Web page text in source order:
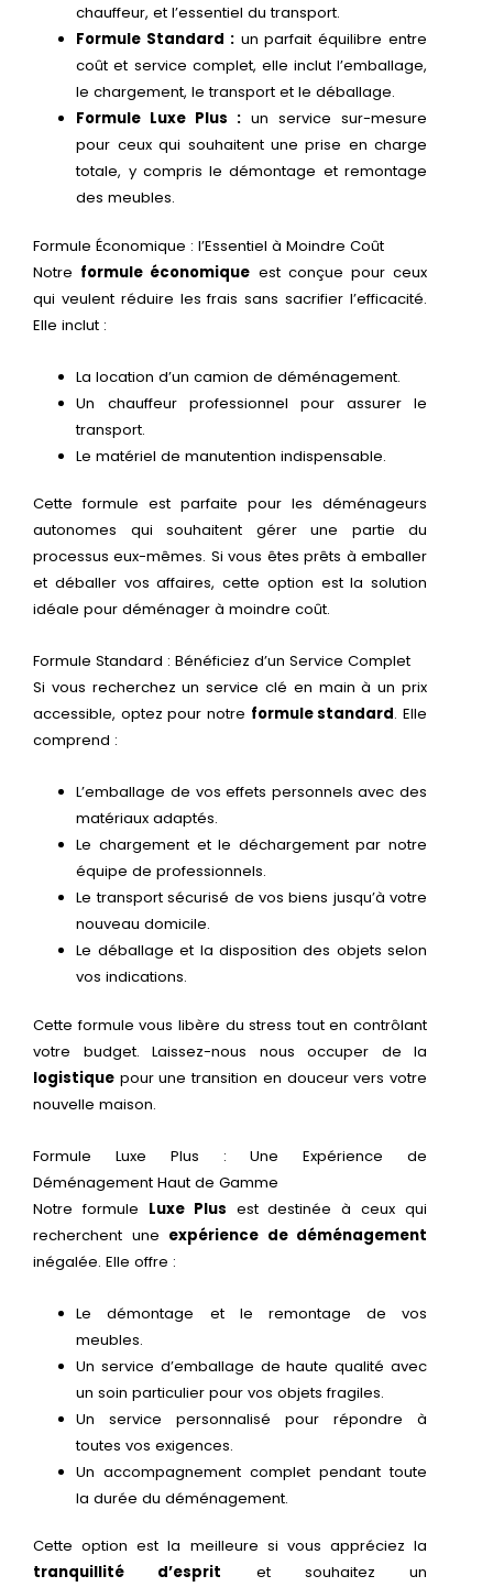
chauffeur, et l’essentiel du transport.
Formule Standard :un parfait équilibre entre
coût et service complet, elle inclut l’emballage,
le chargement, le transport et le déballage.
Formule Luxe Plus : un service sur-mesure
pour ceux qui souhaitent une prise en charge
totale, y compris le démontage et remontage
des meubles.
Formule Économique : l’Essentiel à Moindre Coût
Notre formule économique est conçue pour ceux
qui veulent réduire les frais sans sacrifier l’efficacité.
Elle inclut :
La location d’un camion de déménagement.
Un chauffeur professionnel pour assurer le
transport.
Le matériel de manutention indispensable.
Cette formule est parfaite pour les déménageurs
autonomes qui souhaitent gérer une partie du
processus eux-mêmes. Si vous êtes prêts à emballer
et déballer vos affaires, cette option est la solution
idéale pour déménager à moindre coût.
Formule Standard : Bénéficiez d’un Service Complet
Si vous recherchez un service clé en main à un prix
accessible, optez pour notre formule standard. Elle
comprend :
L’emballage de vos effets personnels avec des
matériaux adaptés.
Le chargement et le déchargement par notre
équipe de professionnels.
Le transport sécurisé de vos biens jusqu’à votre
nouveau domicile.
Le déballage et la disposition des objets selon
vos indications.
Cette formule vous libère du stress tout en contrôlant
votre budget. Laissez-nous nous occuper de la
logistique pour une transition en douceur vers votre
nouvelle maison.
Formule Luxe Plus : Une Expérience de
Déménagement Haut de Gamme
Notre formule Luxe Plus est destinée à ceux qui
recherchent une expérience de déménagement
inégalée. Elle offre :
Le démontage et le remontage de vos
meubles.
Un service d’emballage de haute qualité avec
un soin particulier pour vos objets fragiles.
Un service personnalisé pour répondre à
toutes vos exigences.
Un accompagnement complet pendant toute
la durée du déménagement.
Cette option est la meilleure si vous appréciez la
tranquillité d’esprit et souhaitez un